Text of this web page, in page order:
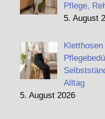
Pflege,
5. August
Alltag
5. August 2026